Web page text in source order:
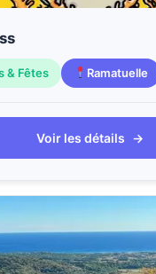
& Fêtes Ramatuelle
Voir les détails →